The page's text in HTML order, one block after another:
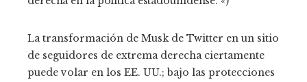
La transformación de Musk de Twitter en un sitio
de seguidores de extrema derecha ciertamente
puede volar en los EE. UU.; bajo las protecciones